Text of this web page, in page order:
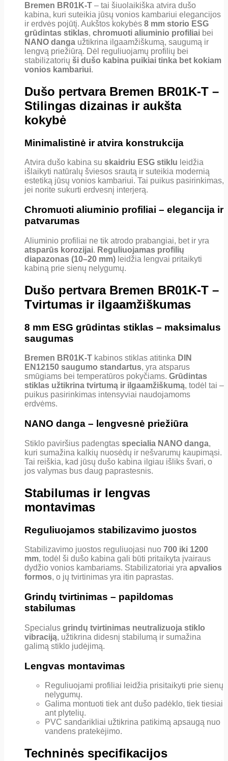
Bremen BR01K-T – tai šiuolaikiška atvira dušo
kabina, kuri suteikia jūsų vonios kambariui elegancijos
ir erdvės pojūtį. Aukštos kokybės 8 mm storio ESG
grūdintas stiklas, chromuoti aliuminio profiliai bei
NANO danga užtikrina ilgaamžiškumą, saugumą ir
lengvą priežiūrą. Dėl reguliuojamų profilių bei
stabilizatorių ši dušo kabina puikiai tinka bet kokiam
vonios kambariui.
Dušo pertvara Bremen BR01K-T –
Stilingas dizainas ir aukšta
kokybė
Minimalistinė ir atvira konstrukcija
Atvira dušo kabina su skaidriu ESG stiklu leidžia
išlaikyti natūralų šviesos srautą ir suteikia modernią
estetiką jūsų vonios kambariui. Tai puikus pasirinkimas,
jei norite sukurti erdvesnį interjerą.
Chromuoti aliuminio profiliai – elegancija ir
patvarumas
Aliuminio profiliai ne tik atrodo prabangiai, bet ir yra
atsparūs korozijai. Reguliuojamas profilių
diapazonas (10–20 mm) leidžia lengvai pritaikyti
kabiną prie sienų nelygumų.
Dušo pertvara Bremen BR01K-T –
Tvirtumas ir ilgaamžiškumas
8 mm ESG grūdintas stiklas – maksimalus
saugumas
Bremen BR01K-T kabinos stiklas atitinka DIN
EN12150 saugumo standartus, yra atsparus
smūgiams bei temperatūros pokyčiams. Grūdintas
stiklas užtikrina tvirtumą ir ilgaamžiškumą, todėl tai –
puikus pasirinkimas intensyviai naudojamoms
erdvėms.
NANO danga – lengvesnė priežiūra
Stiklo paviršius padengtas specialia NANO danga,
kuri sumažina kalkių nuosėdų ir nešvarumų kaupimąsi.
Tai reiškia, kad jūsų dušo kabina ilgiau išliks švari, o
jos valymas bus daug paprastesnis.
Stabilumas ir lengvas
montavimas
Reguliuojamos stabilizavimo juostos
Stabilizavimo juostos reguliuojasi nuo 700 iki 1200
mm, todėl ši dušo kabina gali būti pritaikyta įvairaus
dydžio vonios kambariams. Stabilizatoriai yra apvalios
formos, o jų tvirtinimas yra itin paprastas.
Grindų tvirtinimas – papildomas
stabilumas
Specialus grindų tvirtinimas neutralizuoja stiklo
vibraciją, užtikrina didesnį stabilumą ir sumažina
galimą stiklo judėjimą.
Lengvas montavimas
Reguliuojami profiliai leidžia prisitaikyti prie sienų
nelygumų.
Galima montuoti tiek ant dušo padėklo, tiek tiesiai
ant plytelių.
PVC sandarikliai užtikrina patikimą apsaugą nuo
vandens pratekėjimo.
Techninės specifikacijos